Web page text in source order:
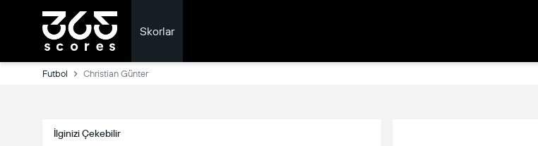
Skorlar
Futbol Christian Günter
İlginizi Çekebilir